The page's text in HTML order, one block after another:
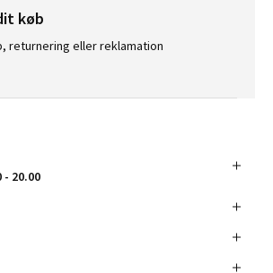
køb
returnering eller reklamation
- 20.00